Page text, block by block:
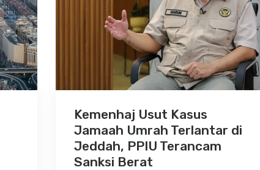
Kemenhaj Usut Kasus
Jamaah Umrah Terlantar di
Jeddah, PPIU Terancam
Sanksi Berat